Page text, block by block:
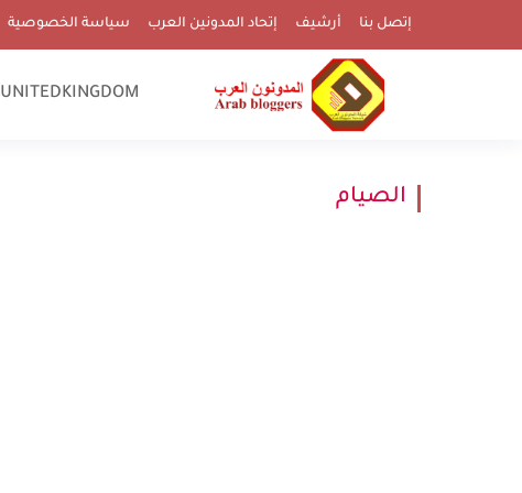
إتصل بنا أرشيف إتحاد المدونين العرب سياسة الخصوصية
UNITEDKINGDOM
الصيام